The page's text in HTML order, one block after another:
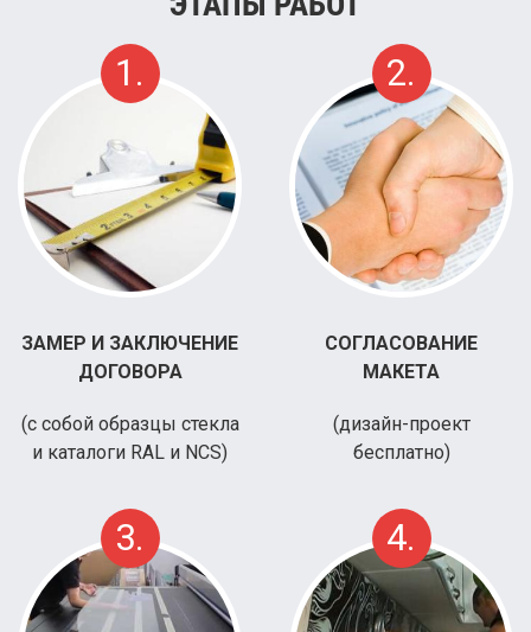
1.
ЗАМЕР И ЗАКЛЮЧЕНИЕ
ДОГОВОРА
(с собой образцы стекла
и каталоги RAL и NCS)
2.
СОГЛАСОВАНИЕ
МАКЕТА
(дизайн-проект
бесплатно)
3. 4.